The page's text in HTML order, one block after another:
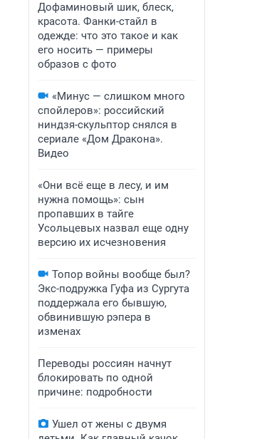
Дофаминовый шик, блеск,
красота. Фанки-стайл в
одежде: что это такое и как
его носить — примеры
образов с фото
«Минус — слишком много
спойлеров»: российский
ниндзя-скульптор снялся в
сериале «Дом Дракона».
Видео
«Они всё еще в лесу, и им
нужна помощь»: сын
пропавших в тайге
Усольцевых назвал еще одну
версию их исчезновения
Топор войны вообще был?
Экс-подружка Гуфа из Сургута
поддержала его бывшую,
обвинившую рэпера в
изменах
Переводы россиян начнут
блокировать по одной
причине: подробности
Ушел от жены с двумя